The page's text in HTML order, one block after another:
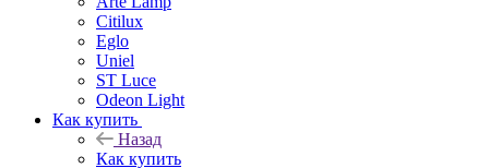
Citilux
Eglo
Uniel
ST Luce
Odeon Light
Как купить
Назад
Как купить